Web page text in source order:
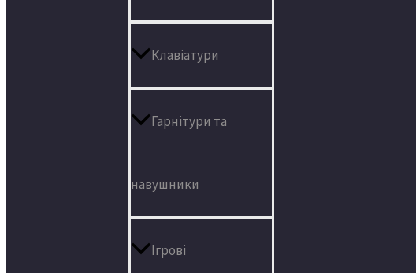
Клавіатури
Гарнітури та
навушники
Ігрові